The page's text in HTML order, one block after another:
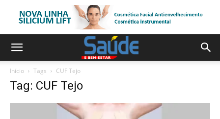
Início Tags CUF Tejo
Tag: CUF Tejo